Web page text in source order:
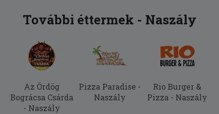
További éttermek - Naszály
Az Ördög
Bográcsa Csárda
- Naszály
Pizza Paradise -
Naszály
Rio Burger &
Pizza - Naszály